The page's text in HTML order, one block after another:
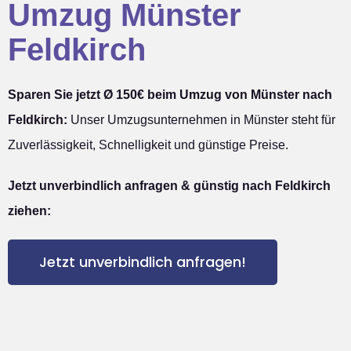
Umzug Münster
Feldkirch
Sparen Sie jetzt Ø 150€ beim Umzug von Münster nach
Feldkirch: Unser Umzugsunternehmen in Münster steht für
Zuverlässigkeit, Schnelligkeit und günstige Preise.
Jetzt unverbindlich anfragen & günstig nach Feldkirch
ziehen:
Jetzt unverbindlich anfragen!